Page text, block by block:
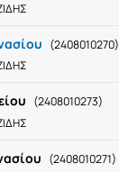
(2408010270)
(2408010273)
(2408010271)